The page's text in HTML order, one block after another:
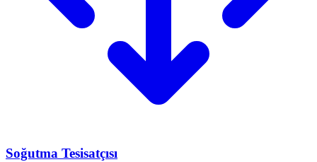
Soğutma Tesisatçısı